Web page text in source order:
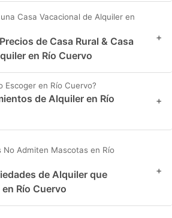
Casa Vacacional de Alquiler en
de Casa Rural & Casa
en Río Cuervo
+
Escoger en Río Cuervo?
de Alquiler en Río
+
No Admiten Mascotas en Río
de Alquiler que
Río Cuervo
+